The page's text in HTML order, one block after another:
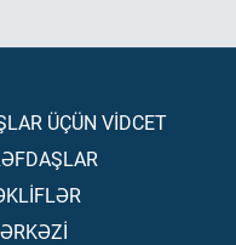
ÜÇÜN VİDCET